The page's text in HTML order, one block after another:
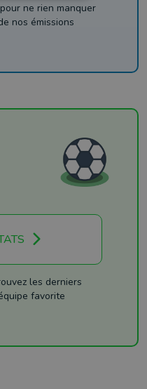
ne rien manquer
nos émissions
les derniers
favorite